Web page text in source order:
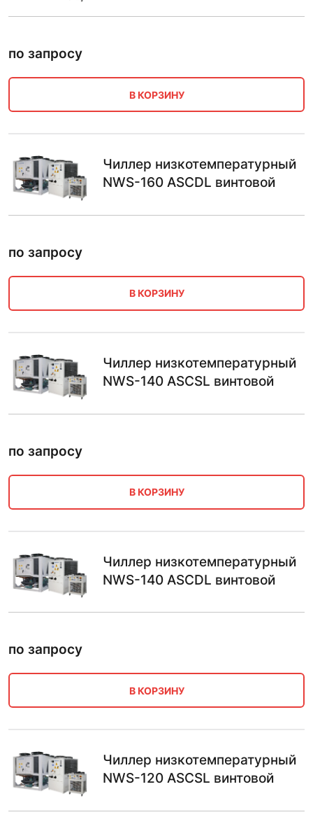
по запросу
В КОРЗИНУ
Чиллер низкотемпературный
NWS-160 ASCDL винтовой
по запросу
В КОРЗИНУ
Чиллер низкотемпературный
NWS-140 ASCSL винтовой
по запросу
В КОРЗИНУ
Чиллер низкотемпературный
NWS-140 ASCDL винтовой
по запросу
В КОРЗИНУ
Чиллер низкотемпературный
NWS-120 ASCSL винтовой